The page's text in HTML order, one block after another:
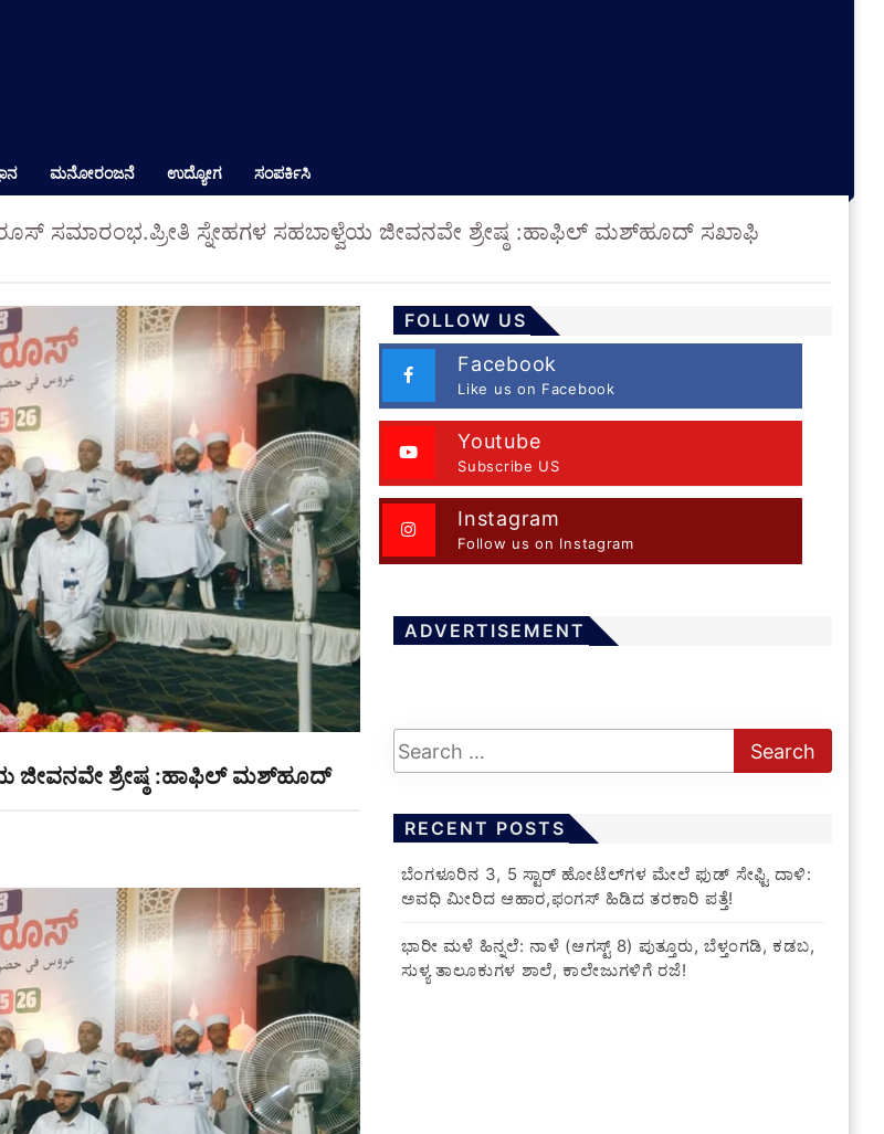
ಮನೋರಂಜನೆ ಉದ್ಯೋಗ ಸಂಪರ್ಕಿಸಿ
ಸಮಾರಂಭ.ಪ್ರೀತಿ ಸ್ನೇಹಗಳ ಸಹಬಾಳ್ವೆಯ ಜೀವನವೇ ಶ್ರೇಷ್ಠ :ಹಾಫಿಲ್ ಮಶ್‌ಹೂದ್ ಸಖಾಫಿ
ಜೀವನವೇ ಶ್ರೇಷ್ಠ :ಹಾಫಿಲ್ ಮಶ್‌ಹೂದ್
FOLLOW US
Facebook
Like us on Facebook
Youtube
Subscribe US
Instagram
Follow us on Instagram
ADVERTISEMENT
RECENT POSTS
​ಬೆಂಗಳೂರಿನ 3, 5 ಸ್ಟಾರ್ ಹೋಟೆಲ್‌ಗಳ ಮೇಲೆ ಫುಡ್ ಸೇಫ್ಟಿ ದಾಳಿ:
ಅವಧಿ ಮೀರಿದ ಆಹಾರ,ಫಂಗಸ್ ಹಿಡಿದ ತರಕಾರಿ ಪತ್ತೆ!
​ಭಾರೀ ಮಳೆ ಹಿನ್ನಲೆ: ನಾಳೆ (ಆಗಸ್ಟ್ 8) ಪುತ್ತೂರು, ಬೆಳ್ತಂಗಡಿ, ಕಡಬ,
ಸುಳ್ಯ ತಾಲೂಕುಗಳ ಶಾಲೆ, ಕಾಲೇಜುಗಳಿಗೆ ರಜೆ!